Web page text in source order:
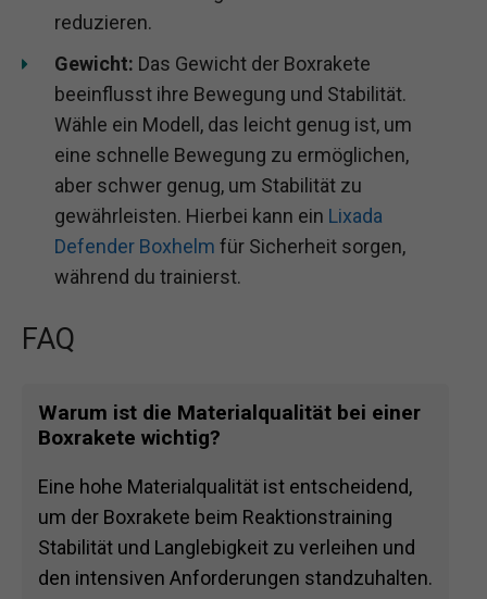
reduzieren.
Gewicht: Das Gewicht der Boxrakete
beeinflusst ihre Bewegung und Stabilität.
Wähle ein Modell, das leicht genug ist, um
eine schnelle Bewegung zu ermöglichen,
aber schwer genug, um Stabilität zu
gewährleisten. Hierbei kann ein Lixada
Defender Boxhelm für Sicherheit sorgen,
während du trainierst.
FAQ
Warum ist die Materialqualität bei einer
Boxrakete wichtig?
Eine hohe Materialqualität ist entscheidend,
um der Boxrakete beim Reaktionstraining
Stabilität und Langlebigkeit zu verleihen und
den intensiven Anforderungen standzuhalten.